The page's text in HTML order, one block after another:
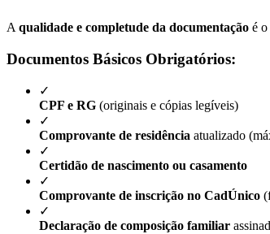
A qualidade e completude da documentação é
Documentos Básicos Obrigatórios:
✓
CPF e RG (originais e cópias legíveis)
✓
Comprovante de residência atualizado
✓
Certidão de nascimento ou casamento
✓
Comprovante de inscrição no CadÚnico
✓
Declaração de composição familiar